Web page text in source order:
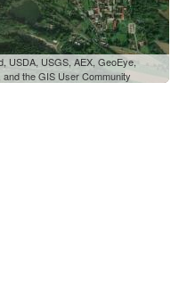
USDA, USGS, AEX, GeoEye,
the GIS User Community